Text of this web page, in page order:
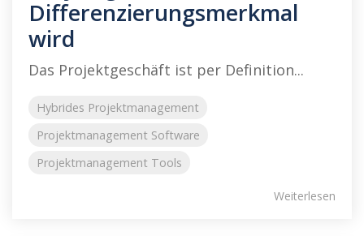
Differenzierungsmerkmal
wird
Das Projektgeschäft ist per Definition...
Hybrides Projektmanagement
Projektmanagement Software
Projektmanagement Tools
Weiterlesen